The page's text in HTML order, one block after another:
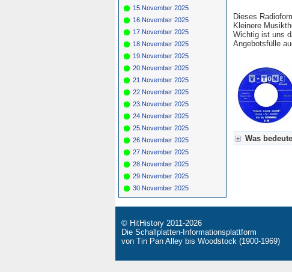
Dieses
Kleinere
Wichtig ist uns
Angebotsfülle
Was
15.November 2025
16.November 2025
17.November 2025
18.November 2025
19.November 2025
20.November 2025
21.November 2025
22.November 2025
23.November 2025
24.November 2025
25.November 2025
26.November 2025
27.November 2025
28.November 2025
29.November 2025
30.November 2025
© HitHistory 2011-2026
Die Schallplatten-Informationsplattform
von Tin Pan Alley bis Woodstock (1900-1969)